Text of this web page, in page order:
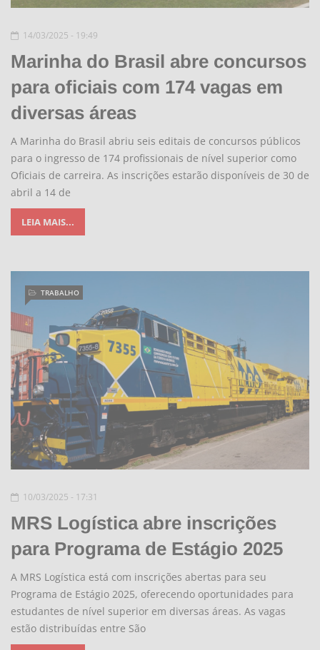
14/03/2025 - 19:49
Marinha do Brasil abre concursos
para oficiais com 174 vagas em
diversas áreas
A Marinha do Brasil abriu seis editais de concursos públicos
para o ingresso de 174 profissionais de nível superior como
Oficiais de carreira. As inscrições estarão disponíveis de 30 de
abril a 14 de
LEIA MAIS...
TRABALHO
10/03/2025 - 17:31
MRS Logística abre inscrições
para Programa de Estágio 2025
A MRS Logística está com inscrições abertas para seu
Programa de Estágio 2025, oferecendo oportunidades para
estudantes de nível superior em diversas áreas. As vagas
estão distribuídas entre São